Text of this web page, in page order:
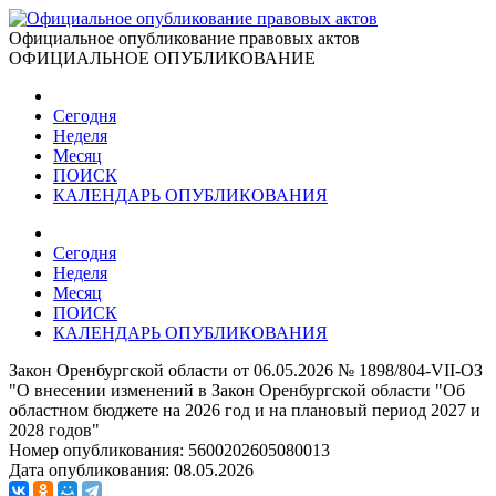
Официальное опубликование правовых актов
ОФИЦИАЛЬНОЕ ОПУБЛИКОВАНИЕ
Сегодня
Неделя
Месяц
ПОИСК
КАЛЕНДАРЬ ОПУБЛИКОВАНИЯ
Сегодня
Неделя
Месяц
ПОИСК
КАЛЕНДАРЬ ОПУБЛИКОВАНИЯ
Закон Оренбургской области от 06.05.2026 № 1898/804-VII-ОЗ
"О внесении изменений в Закон Оренбургской области "Об
областном бюджете на 2026 год и на плановый период 2027 и
2028 годов"
Номер опубликования: 5600202605080013
Дата опубликования: 08.05.2026